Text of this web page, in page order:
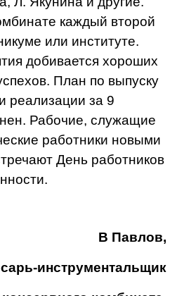
каждый второй
или институте.
добивается хороших
План по выпуску
реализации за 9
Рабочие, служащие
работники новыми
День работников
В Павлов,
инструментальщик